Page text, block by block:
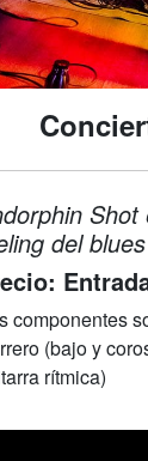
del
componentes
(bajo y
rítmica)